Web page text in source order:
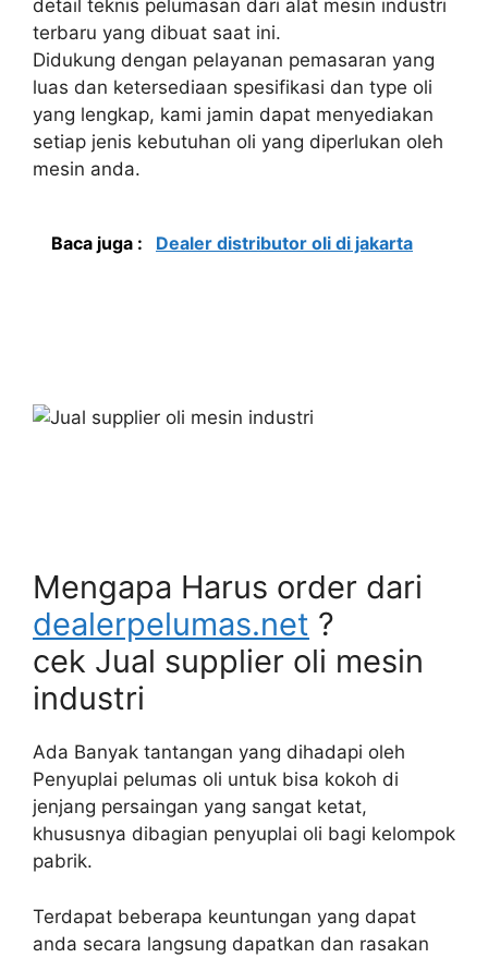
detail teknis pelumasan dari alat mesin industri
terbaru yang dibuat saat ini.
Didukung dengan pelayanan pemasaran yang
luas dan ketersediaan spesifikasi dan type oli
yang lengkap, kami jamin dapat menyediakan
setiap jenis kebutuhan oli yang diperlukan oleh
mesin anda.
Baca juga : Dealer distributor oli di jakarta
Mengapa Harus order dari
dealerpelumas.net ?
cek Jual supplier oli mesin
industri
Ada Banyak tantangan yang dihadapi oleh
Penyuplai pelumas oli untuk bisa kokoh di
jenjang persaingan yang sangat ketat,
khususnya dibagian penyuplai oli bagi kelompok
pabrik.
Terdapat beberapa keuntungan yang dapat
anda secara langsung dapatkan dan rasakan